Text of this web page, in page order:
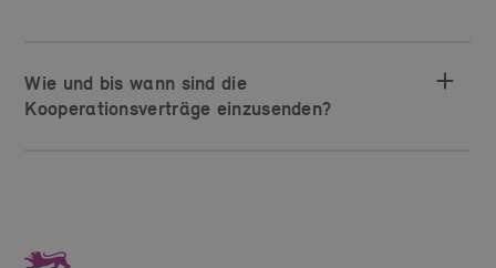
Wie und bis wann sind die
Kooperationsverträge einzusenden?